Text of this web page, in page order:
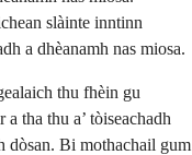
slàinte inntinn
a dhèanamh nas miosa.
thu fhèin gu
tha thu a’ tòiseachadh
dòsan. Bi mothachail gum